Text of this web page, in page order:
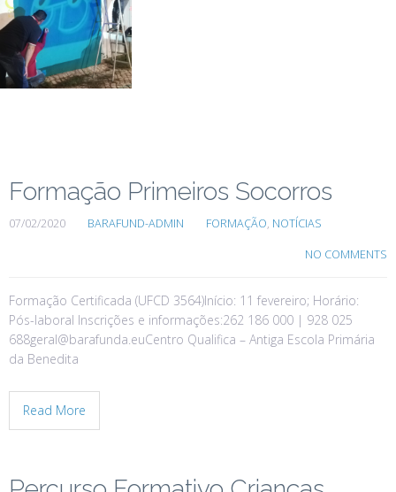
Formação Primeiros Socorros
07/02/2020 BARAFUND-ADMIN FORMAÇÃO, NOTÍCIAS
NO COMMENTS
Formação Certificada (UFCD 3564)Início: 11 fevereiro; Horário:
Pós-laboral Inscrições e informações:262 186 000 | 928 025
688geral@barafunda.euCentro Qualifica – Antiga Escola Primária
da Benedita
Read More